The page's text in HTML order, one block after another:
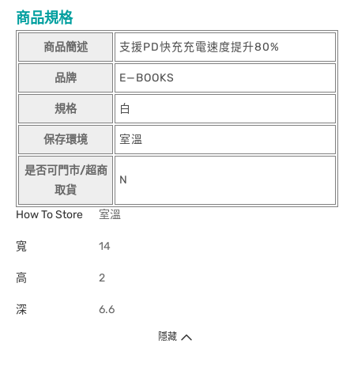
商品規格
商品簡述 支援PD快充充電速度提升80%
品牌 E—BOOKS
規格 白
保存環境 室溫
是否可門市/超商
取貨
N
How To Store 室溫
寬 14
高 2
深 6.6
隱藏